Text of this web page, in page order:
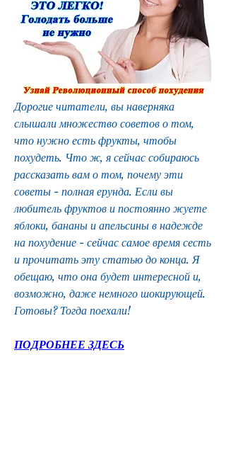
Дорогие читатели, вы наверняка
слышали множество советов о том,
что нужно есть фрукты, чтобы
похудеть. Что ж, я сейчас собираюсь
рассказать вам о том, почему эти
советы - полная ерунда. Если вы
любитель фруктов и постоянно жуете
яблоки, бананы и апельсины в надежде
на похудение - сейчас самое время сесть
и прочитать эту статью до конца. Я
обещаю, что она будет интересной и,
возможно, даже немного шокирующей.
Готовы? Тогда поехали!
ПОДРОБНЕЕ ЗДЕСЬ